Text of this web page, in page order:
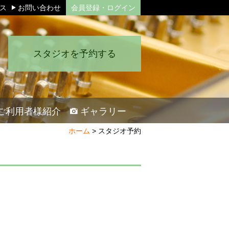
お問い合わせ 会員登録・ログイン
スタジオを予約する
利用者様紹介 ギャラリー
ホーム > スタジオ予約